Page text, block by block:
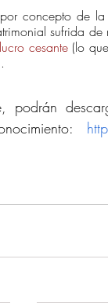
concepto de
sufrida
lucro cesante (lo
podrán